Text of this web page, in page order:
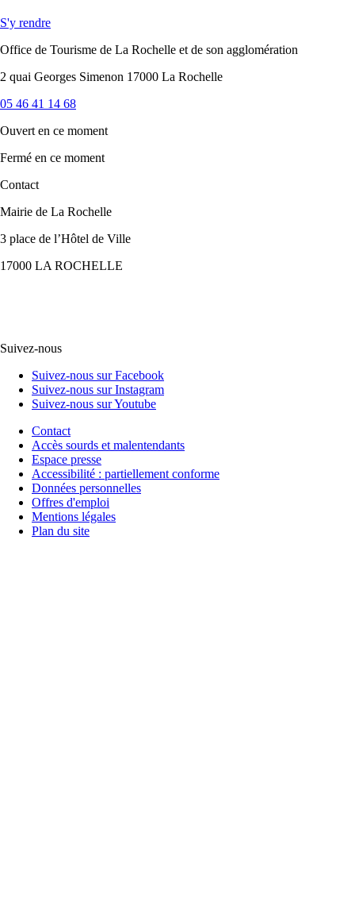
S'y rendre
Office de Tourisme de La Rochelle et de son agglomération
2 quai Georges Simenon 17000 La Rochelle
05 46 41 14 68
Ouvert en ce moment
Fermé en ce moment
Contact
Mairie de La Rochelle
3 place de l’Hôtel de Ville
17000 LA ROCHELLE
Suivez-nous
Suivez-nous sur Facebook
Suivez-nous sur Instagram
Suivez-nous sur Youtube
Contact
Accès sourds et malentendants
Espace presse
Accessibilité : partiellement conforme
Données personnelles
Offres d'emploi
Mentions légales
Plan du site